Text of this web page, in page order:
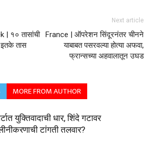
| १० तासांची
तास
Next article
France | ऑपरेशन सिंदूरनंतर चीनने
याबाबत पसरवल्या होत्या अफवा,
फ्रान्सच्या अहवालातून उघड
MORE FROM AUTHOR
युक्तिवादाची धार, शिंदे गटावर
टांगती तलवार?